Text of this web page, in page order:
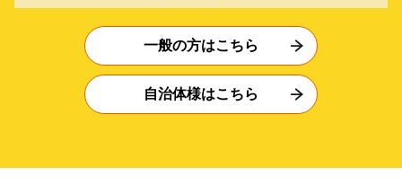
一般の方はこちら
自治体様はこちら